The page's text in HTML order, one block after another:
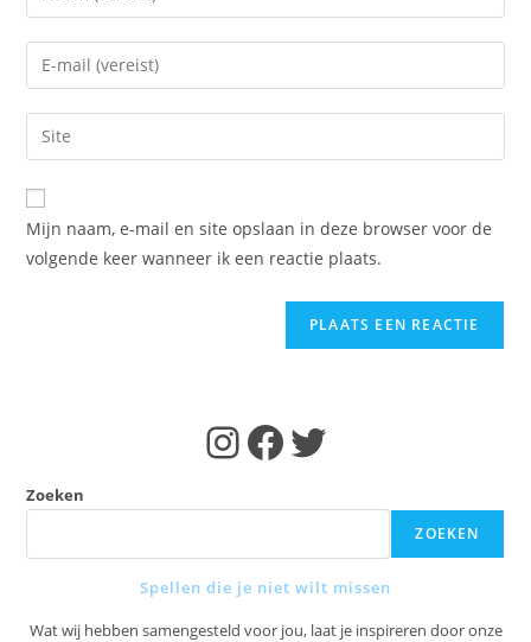
je
naam
om
te
reageren
Voer
je
e-
mail
om
te
kunnen
Voer
je
site
URL
(optioneel)
Mijn naam, e-mail en site opslaan in deze browser voor de
volgende keer wanneer ik een reactie plaats.
InstagramFacebookTwitter
Zoeken
ZOEKEN
Spellen die je niet wilt missen
Wat wij hebben samengesteld voor jou, laat je inspireren door onze